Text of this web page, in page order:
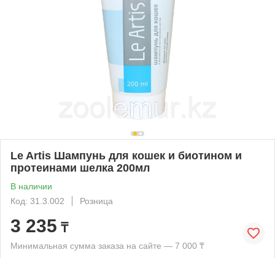
Le Artis Шампунь для кошек и биотином и
протеинами шелка 200мл
В наличии
Код: 31.3.002
Розница
3 235 ₸
Минимальная сумма заказа на сайте — 7 000 ₸